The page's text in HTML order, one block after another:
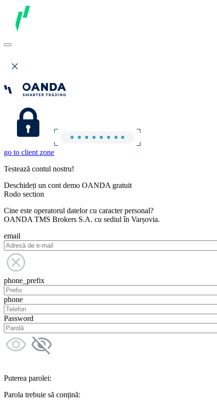
go to client zone
Testează contul nostru!
Deschideți un cont demo OANDA gratuit
Rodo section
Cine este operatorul datelor cu caracter personal?
OANDA TMS Brokers S.A. cu sediul în Varșovia.
email
phone_prefix
phone
Password
Puterea parolei:
Parola trebuie să conțină: